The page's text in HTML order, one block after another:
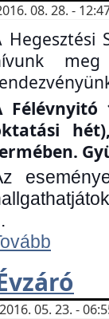
08. 28. -
Hegesztési
Félévnyitó
2016. 05. 23. -